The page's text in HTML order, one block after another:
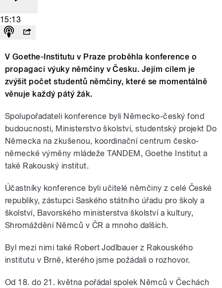
15:13
V Goethe-Institutu v Praze proběhla konference o
propagaci výuky němčiny v Česku. Jejím cílem je
zvýšit počet studentů němčiny, které se momentálně
věnuje každý pátý žák.
Spolupořadateli konference byli Německo-český fond
budoucnosti, Ministerstvo školství, studentský projekt Do
Německa na zkušenou, koordinační centrum česko-
německé výměny mládeže TANDEM, Goethe Institut a
také Rakouský institut.
Účastníky konference byli učitelé němčiny z celé České
republiky, zástupci Saského státního úřadu pro školy a
školství, Bavorského ministerstva školství a kultury,
Shromáždění Němců v ČR a mnoho dalších.
Byl mezi nimi také Robert Jodlbauer z Rakouského
institutu v Brně, kterého jsme požádali o rozhovor.
Od 18. do 21. května pořádal spolek Němců v Čechách